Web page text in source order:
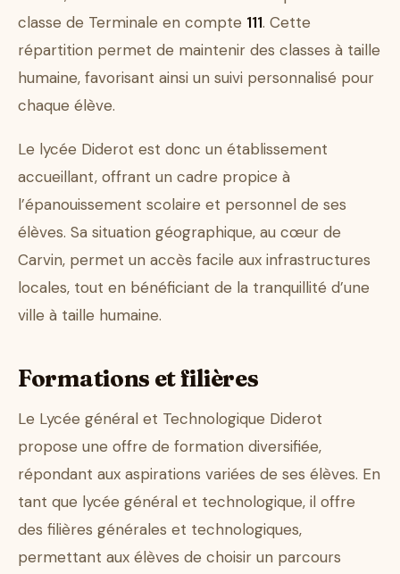
classe de Terminale en compte 111. Cette
répartition permet de maintenir des classes à taille
humaine, favorisant ainsi un suivi personnalisé pour
chaque élève.
Le lycée Diderot est donc un établissement
accueillant, offrant un cadre propice à
l’épanouissement scolaire et personnel de ses
élèves. Sa situation géographique, au cœur de
Carvin, permet un accès facile aux infrastructures
locales, tout en bénéficiant de la tranquillité d’une
ville à taille humaine.
Formations et filières
Le Lycée général et Technologique Diderot
propose une offre de formation diversifiée,
répondant aux aspirations variées de ses élèves. En
tant que lycée général et technologique, il offre
des filières générales et technologiques,
permettant aux élèves de choisir un parcours